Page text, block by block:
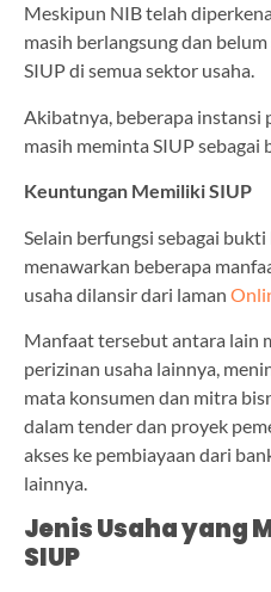
Meskipun NIB telah
masih berlangsung dan
SIUP di semua sektor usaha.
Akibatnya, beberapa instansi
masih meminta SIUP sebagai
Keuntungan Memiliki SIUP
Selain berfungsi sebagai
menawarkan beberapa
usaha dilansir dari laman
Manfaat tersebut antara lain
perizinan usaha lainnya,
mata konsumen dan mitra
dalam tender dan proyek
akses ke pembiayaan dari
lainnya.
Jenis Usaha yang
SIUP